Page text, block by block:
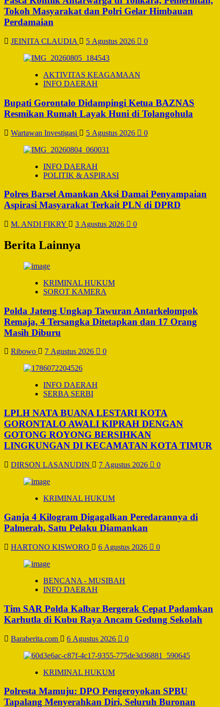
Tokoh Masyarakat dan Polri Gelar Himbauan
Perdamaian
JEINITA CLAUDIA 5 Agustus 2026 0
AKTIVITAS KEAGAMAAN
INFO DAERAH
Bupati Gorontalo Didampingi Ketua BAZNAS
Resmikan Rumah Layak Huni di Tolangohula
Wartawan Investigasi 5 Agustus 2026 0
INFO DAERAH
POLITIK & ASPIRASI
Polres Barsel Amankan Aksi Damai Penyampaian
Aspirasi Masyarakat Terkait PLN di DPRD
M. ANDI FIKRY 3 Agustus 2026 0
Berita Lainnya
KRIMINAL HUKUM
SOROT KAMERA
Polda Jateng Ungkap Tawuran Antarkelompok
Remaja, 4 Tersangka Ditetapkan dan 17 Orang
Masih Diburu
Ribowo 7 Agustus 2026 0
INFO DAERAH
SERBA SERBI
LPLH NATA BUANA LESTARI KOTA
GORONTALO AWALI KIPRAH DENGAN
GOTONG ROYONG BERSIHKAN
LINGKUNGAN DI KECAMATAN KOTA TIMUR
DIRSON LASANUDIN 7 Agustus 2026 0
KRIMINAL HUKUM
Ganja 4 Kilogram Digagalkan Peredarannya di
Palmerah, Satu Pelaku Diamankan
HARTONO KISWORO 6 Agustus 2026 0
BENCANA - MUSIBAH
INFO DAERAH
Tim SAR Polda Kalbar Bergerak Cepat Padamkan
Karhutla di Kubu Raya Ancam Gedung Sekolah
Baraberita.com 6 Agustus 2026 0
KRIMINAL HUKUM
Polresta Mamuju: DPO Pengeroyokan SPBU
Tapalang Menyerahkan Diri, Seluruh Buronan